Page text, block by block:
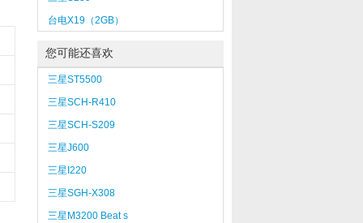
台电X19（2GB）
您可能还喜欢
三星ST5500
三星SCH-R410
三星SCH-S209
三星J600
三星I220
三星SGH-X308
三星M3200 Beat s